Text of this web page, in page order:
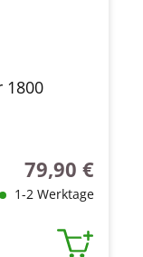
1800
Regulärer Preis:
79,90 €
1-2 Werktage